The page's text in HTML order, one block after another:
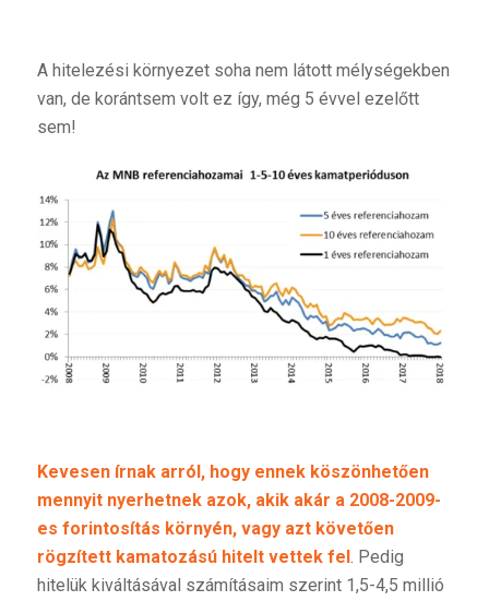
A hitelezési környezet soha nem látott mélységekben
van, de korántsem volt ez így, még 5 évvel ezelőtt
sem!
Kevesen írnak arról, hogy ennek köszönhetően
mennyit nyerhetnek azok, akik akár a 2008-2009-
es forintosítás környén, vagy azt követően
rögzített kamatozású hitelt vettek fel. Pedig
hitelük kiváltásával számításaim szerint 1,5-4,5 millió